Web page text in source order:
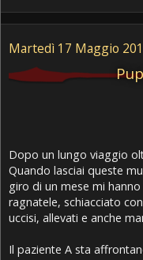
Martedì 17 Maggio
Dopo un lungo viaggio
Quando lasciai queste
giro di un mese mi
ragnatele, schiacciato
uccisi, allevati e anche
Il paziente A sta